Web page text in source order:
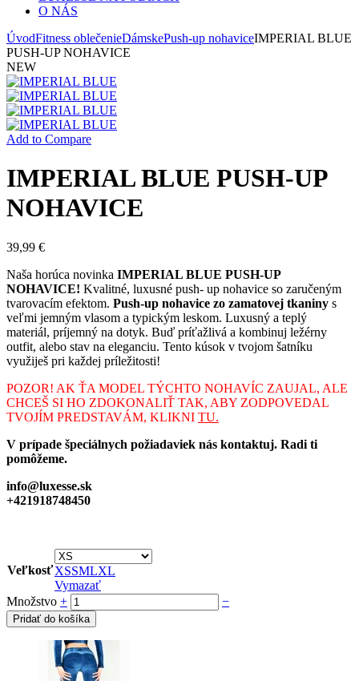
O NÁS
ÚvodFitness oblečenieDámskePush-up nohaviceIMPERIAL BLUE
PUSH-UP NOHAVICE
NEW
Add to Compare
IMPERIAL BLUE PUSH-UP
NOHAVICE
39,99 €
Naša horúca novinka IMPERIAL BLUE PUSH-UP
NOHAVICE! Kvalitné, luxusné push- up nohavice so zaručeným
tvarovacím efektom. Push-up nohavice zo zamatovej tkaniny s
veľmi jemným vlasom a typickým leskom. Luxusný a teplý
materiál, príjemný na dotyk. Buď príťažlivá a kombinuj ležérny
outfit, alebo stav na eleganciu. Tento kúsok v tvojom šatníku
využiješ pri každej príležitosti!
POZOR! AK ŤA MODEL TÝCHTO NOHAVÍC ZAUJAL, ALE
CHCEŠ SI HO ZDOKONALIŤ TAK, ABY ZODPOVEDAL
TVOJÍM PREDSTAVÁM, KLIKNI TU.
V prípade špeciálnych požiadaviek nás kontaktuj. Radi ti
pomôžeme.
info@luxesse.sk
+421918748450
VeľkosťXSSMLXL
Vymazať
Množstvo + −
Pridať do košíka